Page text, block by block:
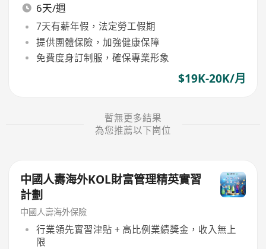
6天/週
7天有薪年假，法定勞工假期
提供團體保險，加強健康保障
免費度身訂制服，確保專業形象
$19K-20K/月
暫無更多結果
為您推薦以下崗位
中國人夀海外KOL財富管理精英實習
計劃
中國人壽海外保險
行業領先實習津貼 + 高比例業績獎金，收入無上
限